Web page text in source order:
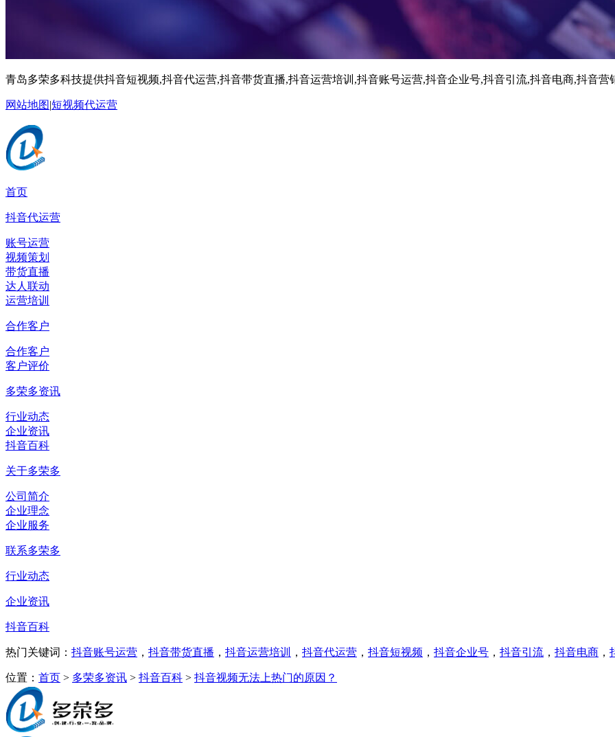
青岛多荣多科技提供抖音短视频,抖音代运营,抖音带货直播,抖音运营培训,抖音账号运营,抖音企业号,抖音引流,抖音电商,抖音营
网站地图|短视频代运营
首页
抖音代运营
账号运营
视频策划
带货直播
达人联动
运营培训
合作客户
合作客户
客户评价
多荣多资讯
行业动态
企业资讯
抖音百科
关于多荣多
公司简介
企业理念
企业服务
联系多荣多
行业动态
企业资讯
抖音百科
热门关键词： 抖音账号运营 ， 抖音带货直播 ， 抖音运营培训 ， 抖音代运营 ， 抖音短视频 ， 抖音企业号 ， 抖音引流 ， 抖音电商 ，
位置： 首页 > 多荣多资讯 > 抖音百科 > 抖音视频无法上热门的原因？